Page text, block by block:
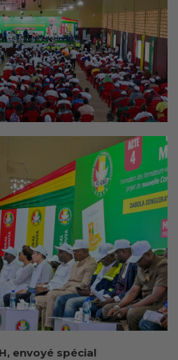
envoyé spécial